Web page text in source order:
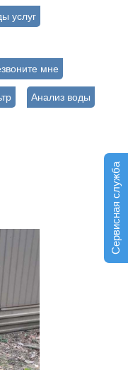
Сервисная служба
услуг
мне
Анализ воды